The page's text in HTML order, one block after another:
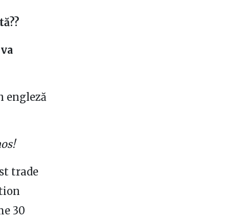
engleză
trade
30